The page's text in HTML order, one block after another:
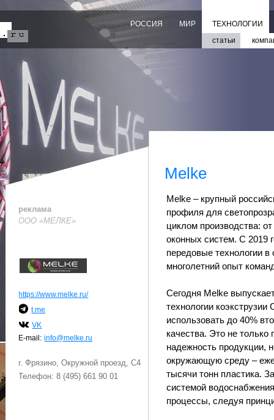
РОССИЯ МИР
ТЕХНОЛОГИИ
статьи
реклама
ООО «МЕЛКЕ»
https://www.melke.ru/
t.me
VK
E-mail: info@melke.ru
г. Фрязино, Окружной проезд, С4
Телефон: 8 (495) 661 90 01
Melke
Melke – крупный
профиля для
циклом производства:
оконных систем. С 2019
передовые технологии в
многолетний опыт
Сегодня Melke
технологии
использовать до 40%
качества. Это не
надежность продукции,
окружающую среду –
тысячи тонн пластика.
системой
процессы, следуя